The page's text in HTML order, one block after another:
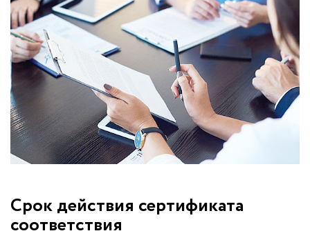
Срок действия сертификата
соответствия